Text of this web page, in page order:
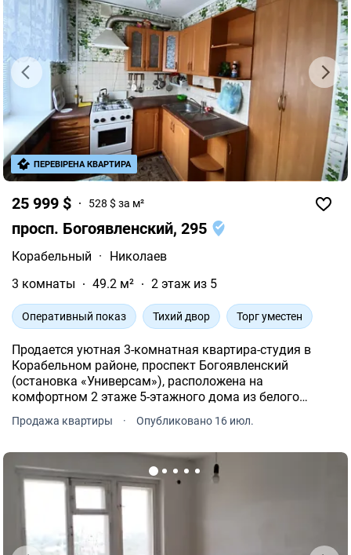
25 999 $ 528 $ за м²
просп. Богоявленский, 295
Корабельный ·
Николаев
3 комнаты
49.2 м² 2 этаж из 5
Оперативный показ Тихий двор Торг уместен
Продается уютная 3-комнатная квартира-студия в
Корабельном районе, проспект Богоявленский
(остановка «Универсам»), расположена на
комфортном 2 этаже 5-этажного дома из белого
светлая и очень теплая.
Продажа квартиры · Опубликовано 16 июл.
ПЕРЕВІРЕНА КВАРТИРА